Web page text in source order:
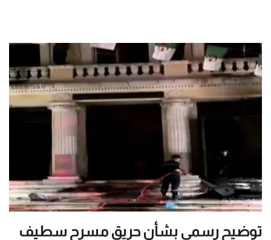
توضيح رسمي بشأن حريق مسرح سطيف